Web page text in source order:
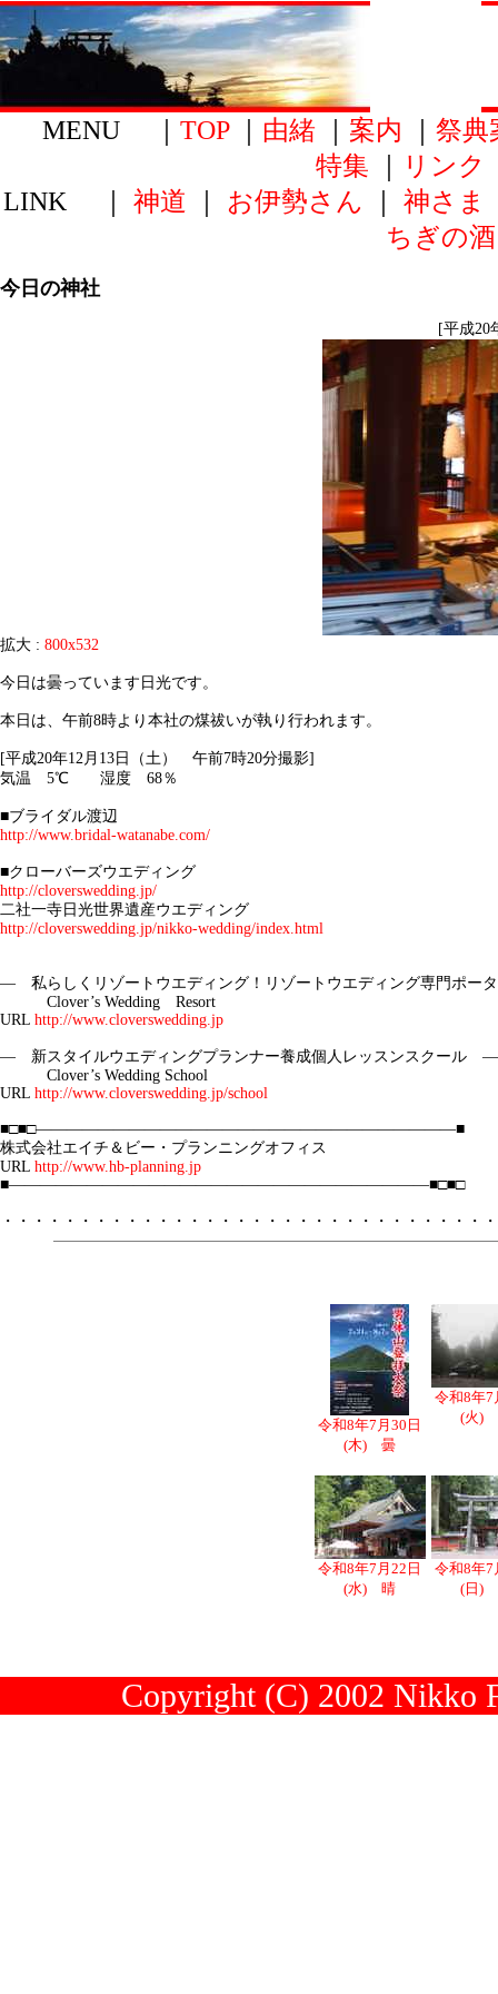
MENU ｜ TOP｜ 由緒｜ 案内
祭典
特集
リンク
LINK ｜ 神道 お伊勢さん 神さま
ちぎの酒
今日の神社
[平成
拡大 : 800x532
今日は曇っています日光です。
本日は、午前8時より本社の煤祓いが執り行われます。
[平成20年12月13日（土） 午前7時20分撮影]
気温 5℃ 湿度 68％
■ブライダル渡辺
http://www.bridal-watanabe.com/
■クローバーズウエディング
http://cloverswedding.jp/
二社一寺日光世界遺産ウエディング
http://cloverswedding.jp/nikko-wedding/index.html
― 私らしくリゾートウエディング！リゾートウエディング専門ポ
Clover’s Wedding Resort
URL http://www.cloverswedding.jp
― 新スタイルウエディングプランナー養成個人レッスンスクール ―
Clover’s Wedding School
URL http://www.cloverswedding.jp/school
株式会社エイチ＆ビー・プランニングオフィス
URL http://www.hb-planning.jp
■―――――――――――――――――――――――――――■□■□
・・・・・・・・・・・・・・・・・・・・・・・・・・・・・・
令和8年7月30日
(木) 曇
令和8年7
(火)
令和8年7月22日
(水) 晴
令和8年7
(日)
Copyright (C) 2002 Nikko